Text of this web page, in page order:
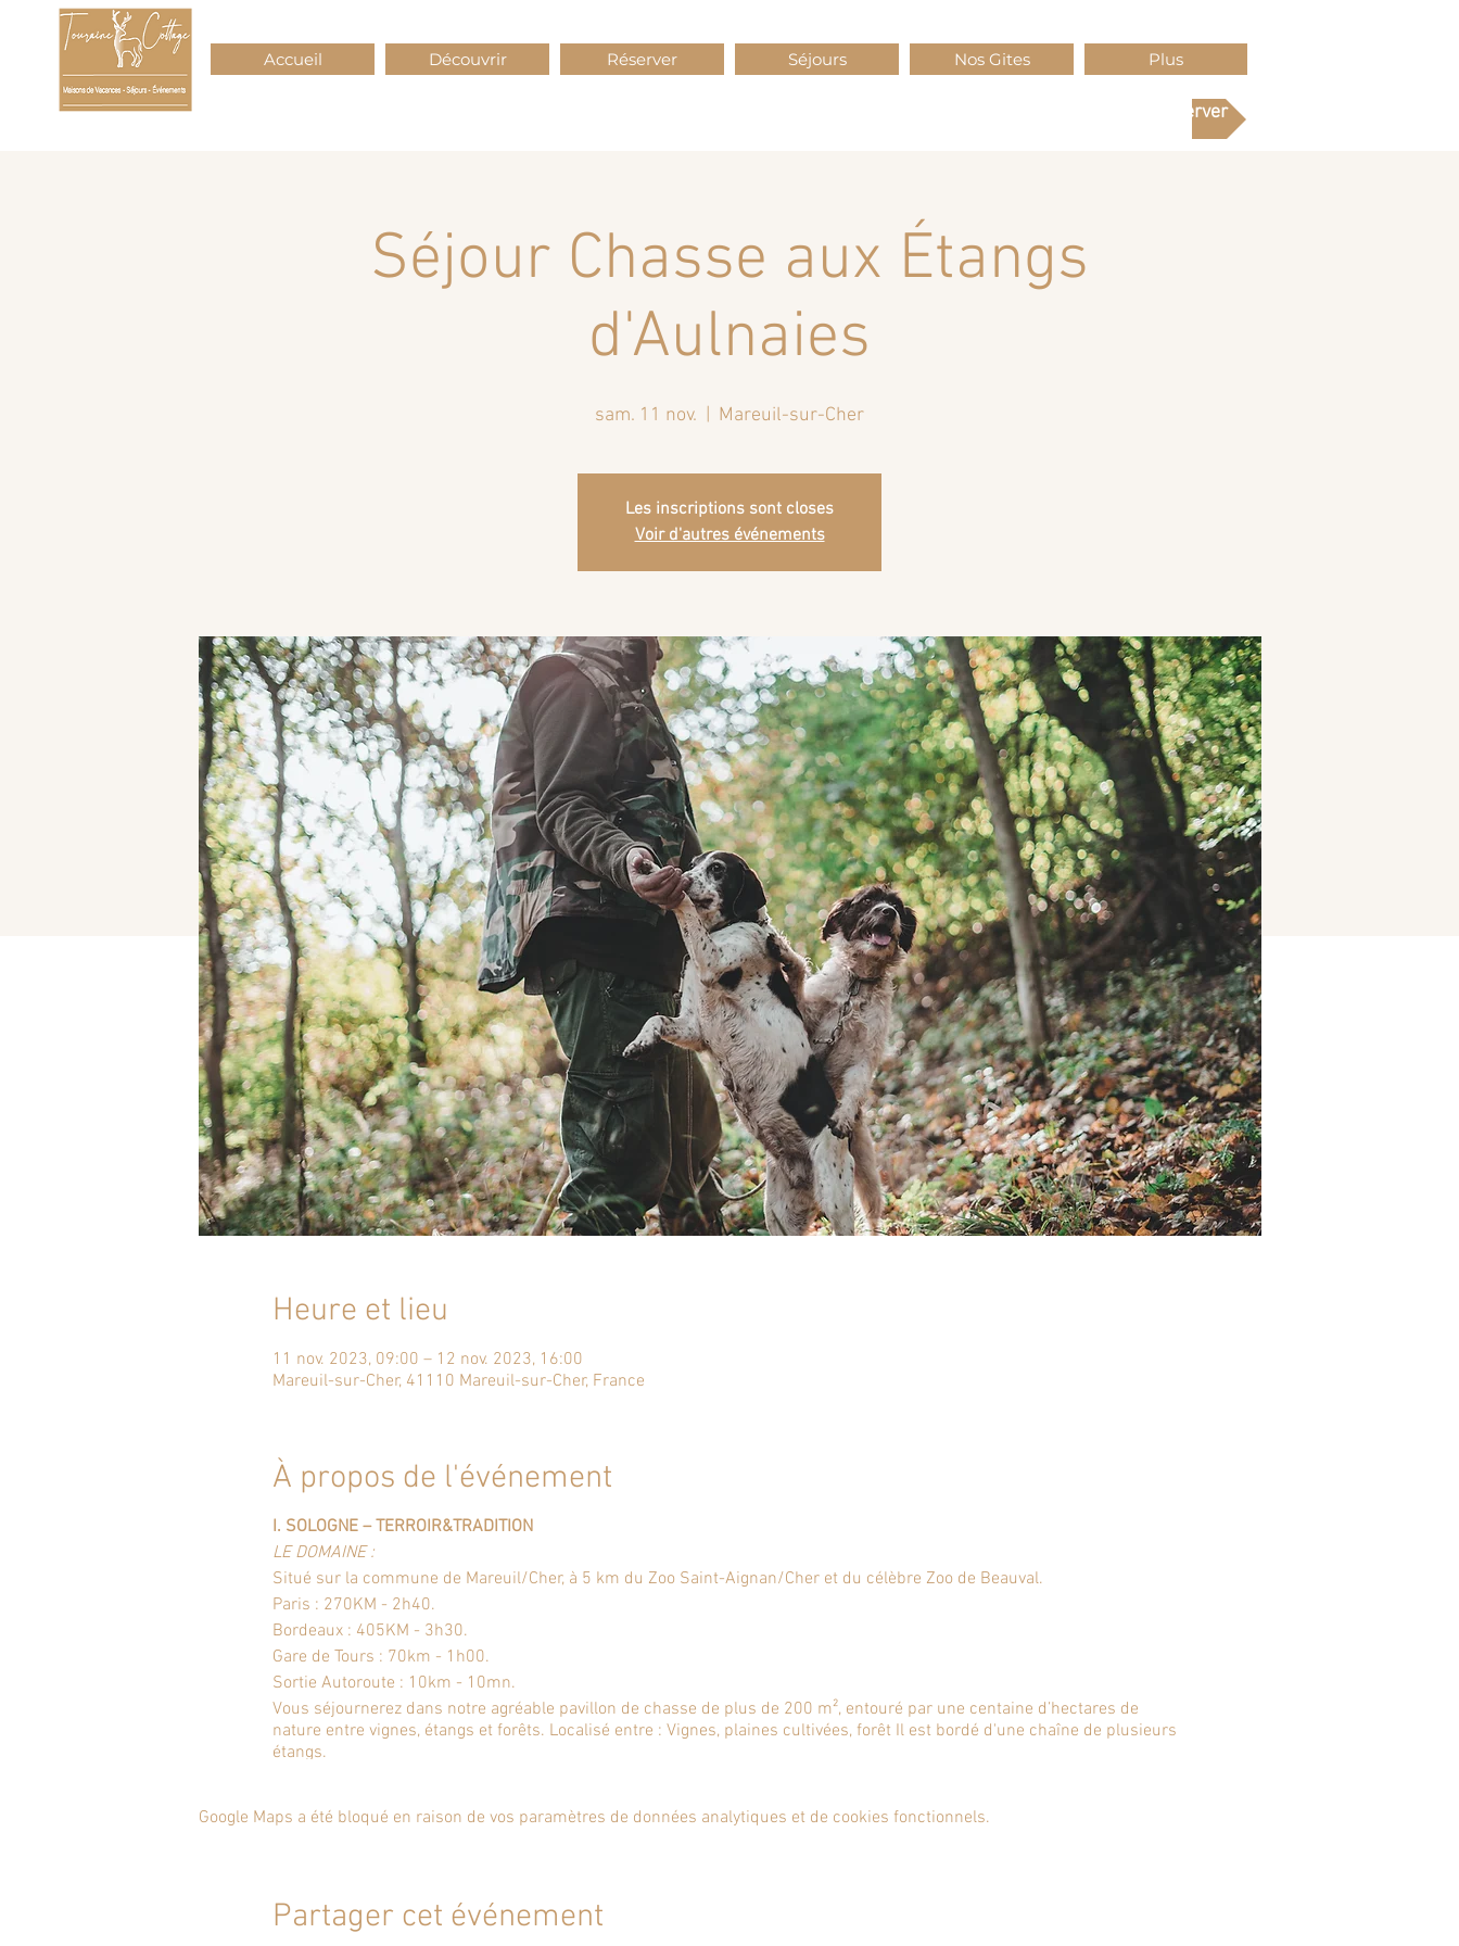
Accueil Découvrir Réserver Séjours Nos Gites Plus
Réserver
Séjour Chasse aux Étangs
d'Aulnaies
sam. 11 nov. Mareuil-sur-Cher
Les inscriptions sont closes
Voir d'autres événements
Heure et lieu
11 nov. 2023, 09:00 – 12 nov. 2023, 16:00
Mareuil-sur-Cher, 41110 Mareuil-sur-Cher, France
À propos de l'événement
I. SOLOGNE – TERROIR&TRADITION
LE DOMAINE :
Situé sur la commune de Mareuil/Cher, à 5 km du Zoo Saint-Aignan/Cher et du célèbre Zoo de Beauval.
Paris : 270KM - 2h40.
Bordeaux : 405KM - 3h30.
Gare de Tours : 70km - 1h00.
Sortie Autoroute : 10km - 10mn.
Vous séjournerez dans notre agréable pavillon de chasse de plus de 200 m², entouré par une centaine d’hectares de
nature entre vignes, étangs et forêts. Localisé entre : Vignes, plaines cultivées, forêt Il est bordé d'une chaîne de plusieurs
étangs.
CHASSE POSSIBLE : PETIT GIBIER
bécasses
- Passées aux canards
Google Maps a été bloqué en raison de vos paramètres de données analytiques et de cookies fonctionnels.
Partager cet événement